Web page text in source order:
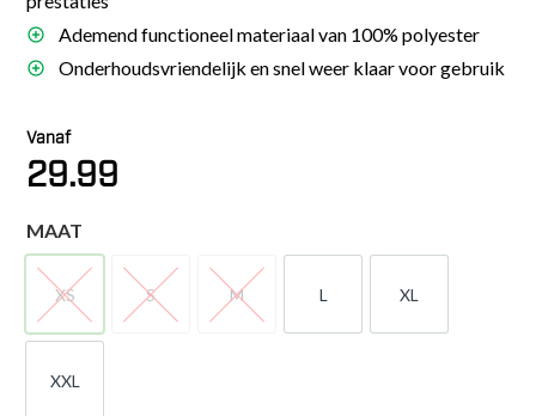
Ademend functioneel materiaal van 100% polyester
Onderhoudsvriendelijk en snel weer klaar voor gebruik
Vanaf
29.99
MAAT
XS
XS
S
S
M
M
L
L
XL
XL
XXL
XXL